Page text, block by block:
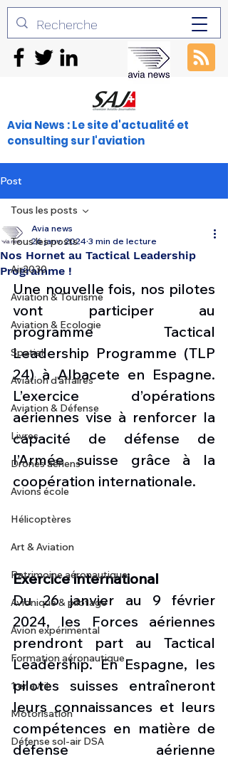
Avia News : Le site d'actualité et
consulting sur l'aviation
Post
Tous les posts
Air2030
Aviation & Tourisme
Aviation & Ecologie
Spatial
Aviation d'affaires
Aviation & Défense
Livres
Drones aériens
Avions école
Hélicoptères
Art & Aviation
Patrimoine aéronautique
Avionique & pilotage
Avion expérimental
Formation aéronautique
1 er avril
Motorisation
Défense sol-air DSA
Tous les posts
Nos Hornet au Tactical Leadership
Programme !
Avia news
26 janv. 2024 3 min de lecture
Une nouvelle fois, nos pilotes
vont participer au
programme Tactical
Leadership Programme (TLP
24) à Albacete en Espagne.
L’exercice d’opérations
aériennes vise à renforcer la
capacité de défense de
l’Armée suisse grâce à la
coopération internationale.
Exercice international
Du 26 janvier au 9 février
2024, les Forces aériennes
prendront part au Tactical
Leadership. En Espagne, les
pilotes suisses entraîneront
leurs connaissances et leurs
compétences en matière de
défense aérienne